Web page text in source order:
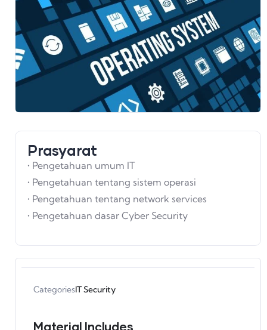
Prasyarat
• Pengetahuan umum IT
• Pengetahuan tentang sistem operasi
• Pengetahuan tentang network services
• Pengetahuan dasar Cyber Security
CategoriesIT Security
Material Includes